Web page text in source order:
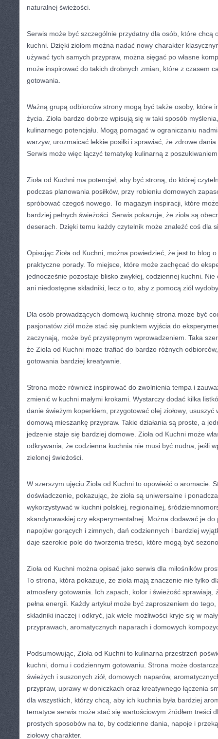
naturalnej świeżości.
Serwis może być szczególnie przydatny dla osób, które chcą
kuchni. Dzięki ziołom można nadać nowy charakter
używać tych samych przypraw, można sięgać po własne
może inspirować do takich drobnych zmian, które z czasem
gotowania.
Ważną grupą odbiorców strony mogą być także osoby, które
życia. Zioła bardzo dobrze wpisują się w taki sposób
kulinarnego potencjału. Mogą pomagać w ograniczaniu
warzyw, urozmaicać lekkie posiłki i sprawiać, że zdrowe
Serwis może więc łączyć tematykę kulinarną z
Zioła od Kuchni ma potencjał, aby być stroną, do której
podczas planowania posiłków, przy robieniu domowych
spróbować czegoś nowego. To magazyn inspiracji, które
bardziej pełnych świeżości. Serwis pokazuje, że zioła są
deserach. Dzięki temu każdy czytelnik może znaleźć coś dla
Opisując Zioła od Kuchni, można powiedzieć, że jest to blog o
praktyczne porady. To miejsce, które może zachęcać do
jednocześnie pozostaje blisko zwykłej, codziennej kuchni.
ani niedostępne składniki, lecz o to, aby z pomocą ziół
Dla osób prowadzących domową kuchnię strona może być
pasjonatów ziół może stać się punktem wyjścia do
zaczynają, może być przystępnym wprowadzeniem. Taka
że Zioła od Kuchni może trafiać do bardzo różnych
gotowania bardziej kreatywnie.
Strona może również inspirować do zwolnienia tempa i
zmienić w kuchni małymi krokami. Wystarczy dodać kilka
danie świeżym koperkiem, przygotować olej ziołowy, ususzyć
domową mieszankę przypraw. Takie działania są proste, a
jedzenie staje się bardziej domowe. Zioła od Kuchni może
odkrywania, że codzienna kuchnia nie musi być nudna, jeśli
zielonej świeżości.
W szerszym ujęciu Zioła od Kuchni to opowieść o aromacie.
doświadczenie, pokazując, że zioła są uniwersalne i
wykorzystywać w kuchni polskiej, regionalnej,
skandynawskiej czy eksperymentalnej. Można dodawać je do
napojów gorących i zimnych, dań codziennych i bardziej
daje szerokie pole do tworzenia treści, które mogą być
Zioła od Kuchni można opisać jako serwis dla miłośników
To strona, która pokazuje, że zioła mają znaczenie nie tylko
atmosfery gotowania. Ich zapach, kolor i świeżość sprawiają,
pełna energii. Każdy artykuł może być zaproszeniem do
składniki inaczej i odkryć, jak wiele możliwości kryje się w
przyprawach, aromatycznych naparach i domowych
Podsumowując, Zioła od Kuchni to kulinarna przestrzeń
kuchni, domu i codziennym gotowaniu. Strona może
świeżych i suszonych ziół, domowych naparów,
przypraw, uprawy w doniczkach oraz kreatywnego łączenia
dla wszystkich, którzy chcą, aby ich kuchnia była bardziej
tematyce serwis może stać się wartościowym źródłem treści
prostych sposobów na to, by codzienne dania, napoje i
ziołowy charakter.